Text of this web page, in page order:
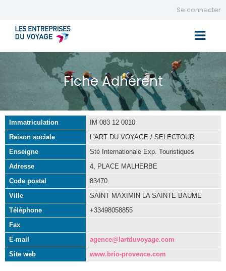
Se connecter
Fiche Adhérent
Immatriculation
IM 083 12 0010
Raison sociale
L'ART DU VOYAGE / SELECTOUR
Enseigne
Sté Internationale Exp. Touristiques
Adresse
4, PLACE MALHERBE
Code postal
83470
Ville
SAINT MAXIMIN LA SAINTE BAUME
Téléphone
+33498058855
Fax
E-mail
agence@lartduvoyage.com
Site web
www.brio-provence.com